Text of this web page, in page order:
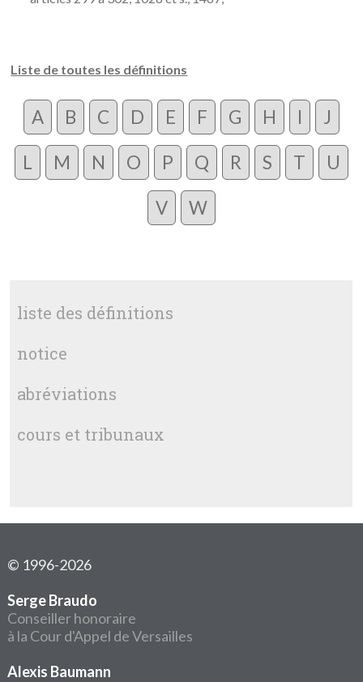
Liste de toutes les définitions
A B C D E F G H I J
L M N O P Q R S T U
V W
liste des définitions
notice
abréviations
cours et tribunaux
© 1996-2026
Serge Braudo
Conseiller honoraire
à la Cour d'Appel de Versailles
Alexis Baumann